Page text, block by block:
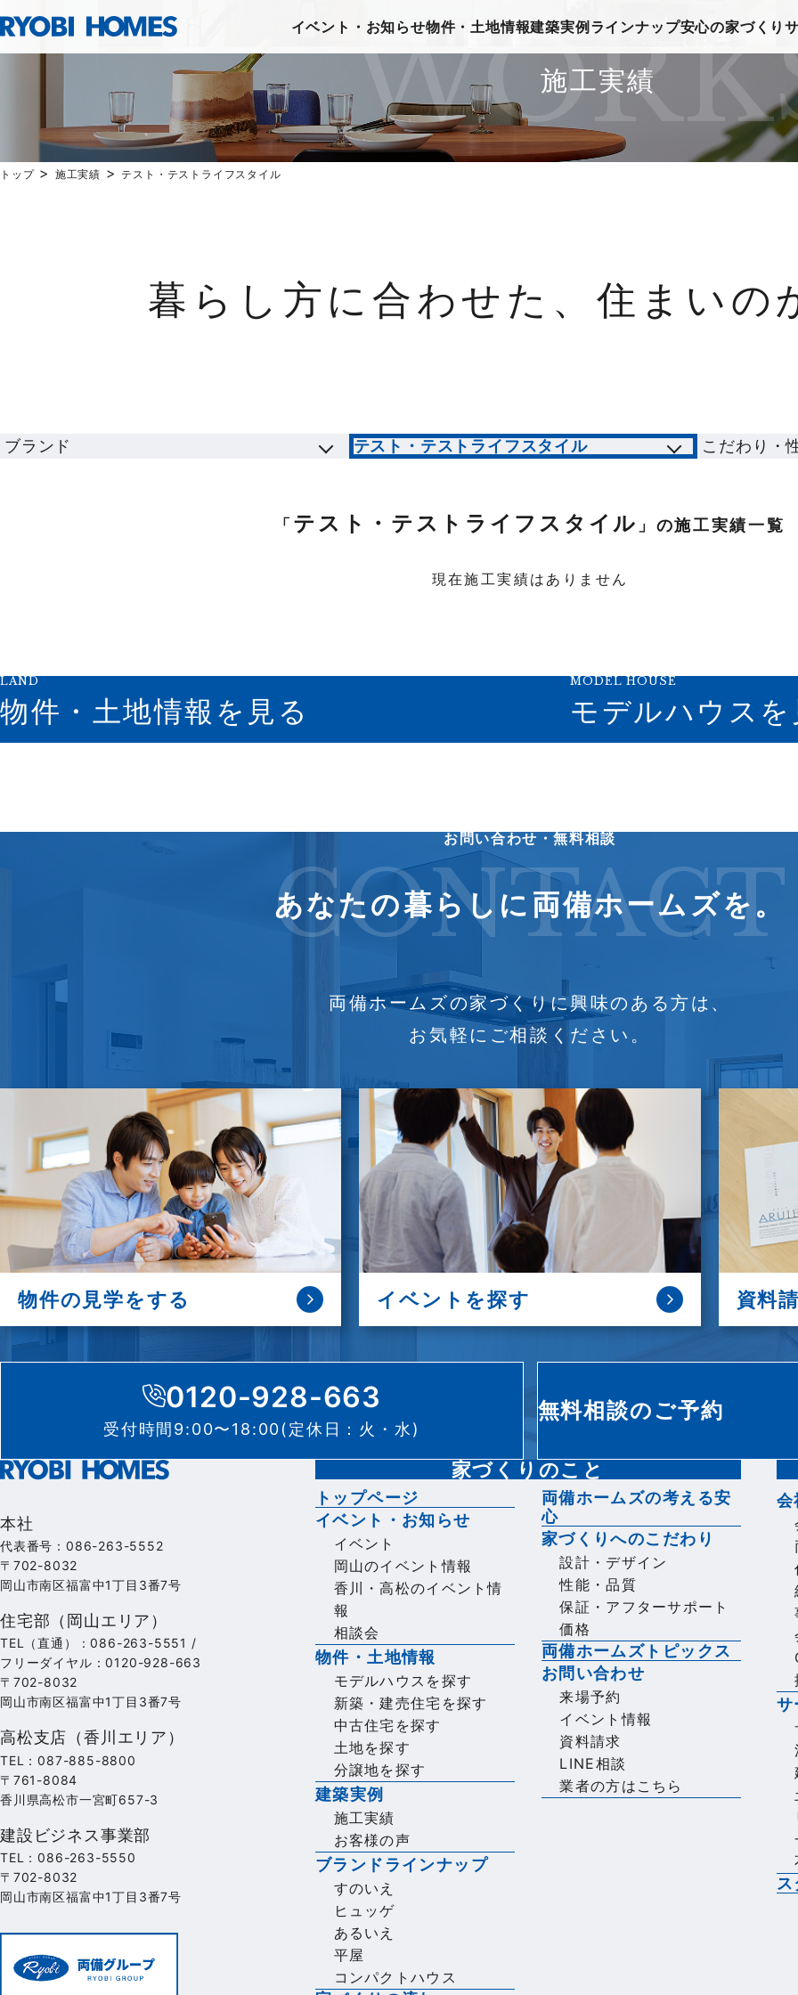
イベント・お知らせ物件・土地情報建築実例 ラインナップ安心の家づくり
施工実績
トップ> 施工実績 > テスト・テストライフスタイル
暮らし方に合わせた、住まいの
ブランド テスト・テストライフスタイル こだわり・
「 テスト・テストライフスタイル 」の施工実績一覧
現在施工実績はありません
LAND
物件・土地情報を見る
MODEL HOUSE
モデルハウスを
お問い合わせ・無料相談
CONTACT
あなたの暮らしに 両備ホームズを。
両備ホームズの家づくりに興味のある方は、
お気軽にご相談ください。
物件の 見学をする イベントを探す 資料
0120-928-663
受付時間9:00〜18:00(定休日：火・水)
無料相談のご予約
本社
代表番号：086-263-5552
〒702-8032
岡山市南区福富中1丁目3番7号
住宅部（岡山エリア）
TEL（直通）：086-263-5551 /
フリーダイヤル：0120-928-663
〒702-8032
岡山市南区福富中1丁目3番7号
高松支店（香川エリア）
TEL：087-885-8800
〒761-8084
香川県高松市一宮町657-3
建設ビジネス事業部
TEL：086-263-5550
〒702-8032
岡山市南区福富中1丁目3番7号
家づくりのこと
トップページ
イベント・お知らせ
イベント
岡山のイベント情報
香川・高松のイベント情
報
相談会
物件・土地情報
モデルハウスを探す
新築・建売住宅を探す
中古住宅を探す
土地を探す
分譲地を探す
建築実例
施工実績
お客様の声
ブランドラインナップ
すのいえ
ヒュッゲ
あるいえ
平屋
コンパクトハウス
両備ホームズの考える安
心
家づくりへのこだわり
設計・デザイン
性能・品質
保証・アフターサポート
価格
両備ホームズトピックス
お問い合わせ
来場予約
イベント情報
資料請求
LINE相談
業者の方はこちら
会
サ